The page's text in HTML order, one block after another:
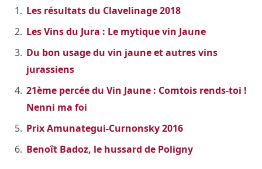
Les résultats du Clavelinage 2018
Les Vins du Jura : Le mytique vin Jaune
Du bon usage du vin jaune et autres vins
jurassiens
21ème percée du Vin Jaune : Comtois rends-toi !
Nenni ma foi
Prix Amunategui-Curnonsky 2016
Benoît Badoz, le hussard de Poligny